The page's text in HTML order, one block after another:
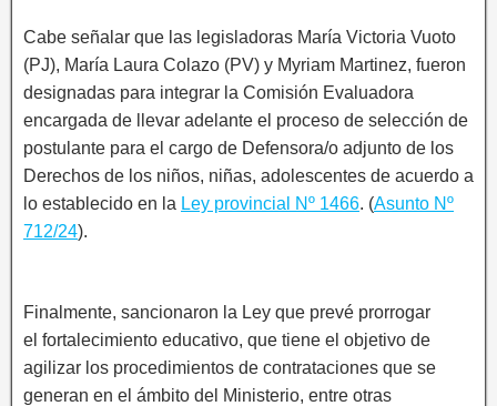
Cabe señalar que las legisladoras María Victoria Vuoto
(PJ), María Laura Colazo (PV) y Myriam Martinez, fueron
designadas para integrar la Comisión Evaluadora
encargada de llevar adelante el proceso de selección de
postulante para el cargo de Defensora/o adjunto de los
Derechos de los niños, niñas, adolescentes de acuerdo a
lo establecido en la Ley provincial Nº 1466. (Asunto Nº
712/24).
Finalmente, sancionaron la Ley que prevé prorrogar
el fortalecimiento educativo, que tiene el objetivo de
agilizar los procedimientos de contrataciones que se
generan en el ámbito del Ministerio, entre otras